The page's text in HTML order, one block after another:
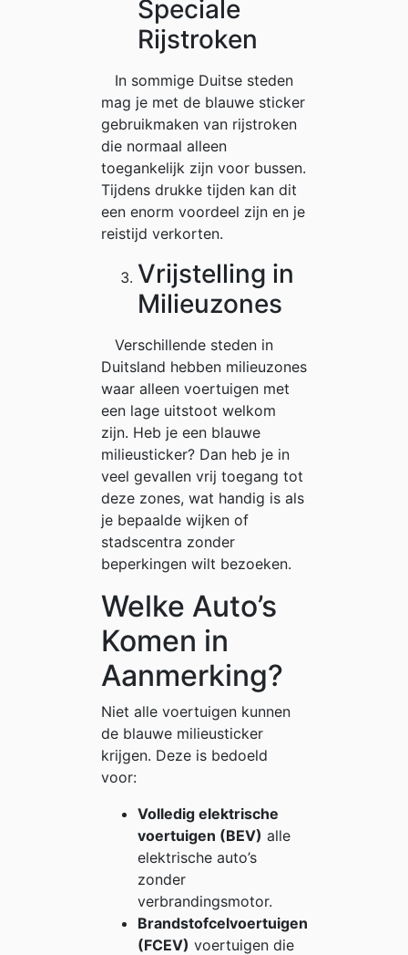
Speciale
Rijstroken
In sommige Duitse steden
mag je met de blauwe sticker
gebruikmaken van rijstroken
die normaal alleen
toegankelijk zijn voor bussen.
Tijdens drukke tijden kan dit
een enorm voordeel zijn en je
reistijd verkorten.
Vrijstelling in
Milieuzones
Verschillende steden in
Duitsland hebben milieuzones
waar alleen voertuigen met
een lage uitstoot welkom
zijn. Heb je een blauwe
milieusticker? Dan heb je in
veel gevallen vrij toegang tot
deze zones, wat handig is als
je bepaalde wijken of
stadscentra zonder
beperkingen wilt bezoeken.
Welke Auto’s
Komen in
Aanmerking?
Niet alle voertuigen kunnen
de blauwe milieusticker
krijgen. Deze is bedoeld
voor:
Volledig elektrische
voertuigen (BEV) alle
elektrische auto’s
zonder
verbrandingsmotor.
Brandstofcelvoertuigen
(FCEV) voertuigen die